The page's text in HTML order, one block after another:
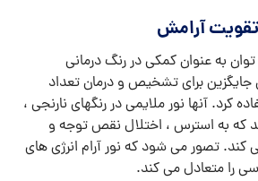
آرامش
به عنوان کمکی در رنگ درمانی
برای تشخیص و درمان تعداد
کرد. آنها نور ملایمی در رنگهای نارنجی ،
که به استرس ، اختلال نقص توجه و
تصور می شود که نور آرام انرژی های
را متعادل می کند.